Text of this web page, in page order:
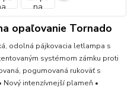
opaľovanie Tornado
odolná pájkovacia letlampa s
systémom zámku proti
pogumovaná rukoväť s
intenzívnejší plameň •